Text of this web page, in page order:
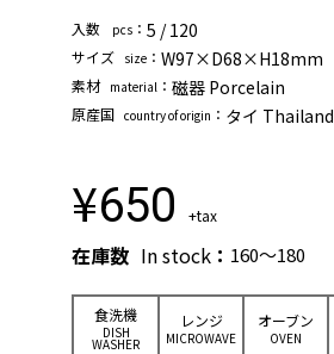
⼊数 pcs ： 5 / 120
サイズ size ： W97×D68×H18mm
素材 material ： 磁器 Porcelain
原産国 country of origin ： タイ Thailand
¥650 +tax
在庫数 In stock ： 160～180
⾷洗機
DISH
WASHER
レンジ
MICROWAVE
オーブン
OVEN